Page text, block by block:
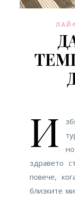
И
здравето
повече,
близките